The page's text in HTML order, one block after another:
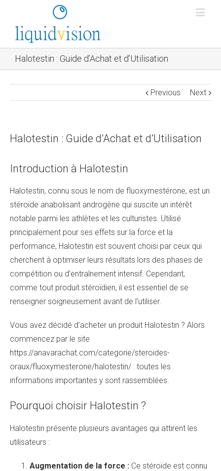
Halotestin : Guide d’Achat et d’Utilisation
Previous Next
Halotestin : Guide d’Achat et d’Utilisation
Introduction à Halotestin
Halotestin, connu sous le nom de fluoxymestérone, est un
stéroïde anabolisant androgène qui suscite un intérêt
notable parmi les athlètes et les culturistes. Utilisé
principalement pour ses effets sur la force et la
performance, Halotestin est souvent choisi par ceux qui
cherchent à optimiser leurs résultats lors des phases de
compétition ou d’entraînement intensif. Cependant,
comme tout produit stéroïdien, il est essentiel de se
renseigner soigneusement avant de l’utiliser.
Vous avez décidé d’acheter un produit Halotestin ? Alors
commencez par le site
https://anavarachat.com/categorie/steroides-
oraux/fluoxymesterone/halotestin/ : toutes les
informations importantes y sont rassemblées.
Pourquoi choisir Halotestin ?
Halotestin présente plusieurs avantages qui attirent les
utilisateurs :
Augmentation de la force : Ce stéroïde est connu